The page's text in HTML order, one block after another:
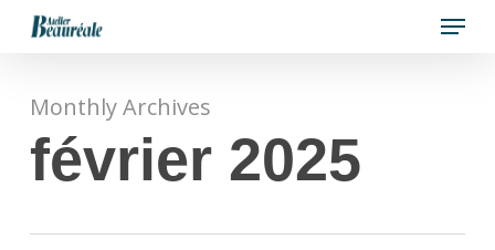
Skip
content
Menu
Monthly Archives
février 2025